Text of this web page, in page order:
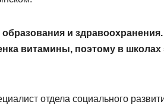
и
витамины, поэтому в школах
отдела социального